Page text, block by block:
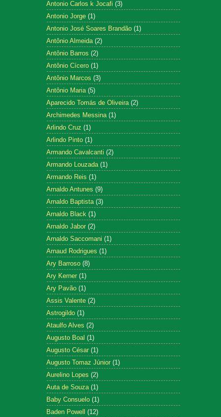
Antonio Carlos k Jocafi (3)
Antonio Jorge (1)
Antonio José Soares Brandão (1)
Antônio Almeida (2)
Antônio Barros (2)
Antônio Cícero (1)
Antônio Marcos (3)
Antônio Maria (5)
Aparecido Tomás de Oliveira (2)
Archimedes Messina (1)
Arlindo Cruz (1)
Arlindo Pinto (1)
Armando Cavalcanti (2)
Armando Louzada (1)
Armando Reis (1)
Arnaldo Antunes (9)
Arnaldo Baptista (3)
Arnaldo Black (1)
Arnaldo Jabor (2)
Arnaldo Saccomani (1)
Arnaud Rodrigues (1)
Ary Barroso (8)
Ary Kerner (1)
Ary Pavão (1)
Assis Valente (2)
Astrogildo (1)
Ataulfo Alves (2)
Augusto Boal (1)
Augusto César (1)
Augusto Tomaz Júnior (1)
Aurelino Lopes (2)
Auta de Souza (1)
Baby Consuelo (1)
Baden Powell (12)